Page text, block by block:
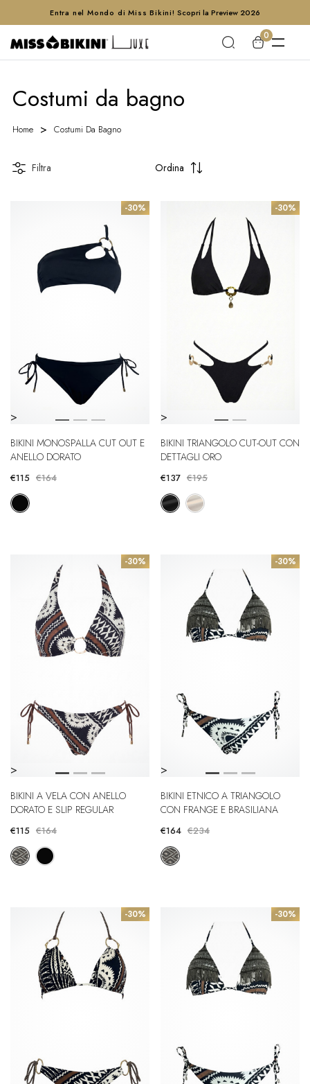
Entra nel Mondo di Miss Bikini! Scopri la Preview 2026
0
Costumi da bagno
Home Costumi Da Bagno
Filtra Ordina
-30%
>
BIKINI MONOSPALLA CUT OUT E
ANELLO DORATO
€115 €164
-30%
>
BIKINI TRIANGOLO CUT-OUT CON
DETTAGLI ORO
€137 €195
-30%
>
BIKINI A VELA CON ANELLO
DORATO E SLIP REGULAR
€115 €164
-30%
>
BIKINI ETNICO A TRIANGOLO
CON FRANGE E BRASILIANA
€164 €234
-30% -30%